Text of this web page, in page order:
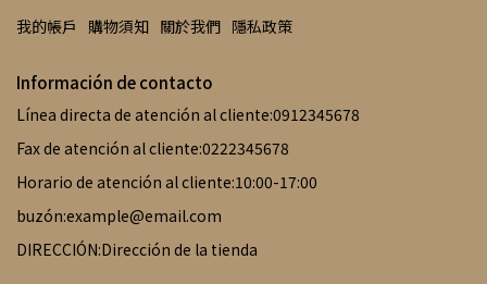
我的帳戶 購物須知 關於我們 隱私政策
Información de contacto
Línea directa de atención al cliente:0912345678
Fax de atención al cliente:0222345678
Horario de atención al cliente:10:00-17:00
buzón:example@email.com
DIRECCIÓN:Dirección de la tienda